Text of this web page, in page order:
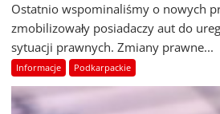
Ostatnio wspominaliśmy o nowych
zmobilizowały posiadaczy aut do
sytuacji prawnych. Zmiany prawne...
Informacje Podkarpackie